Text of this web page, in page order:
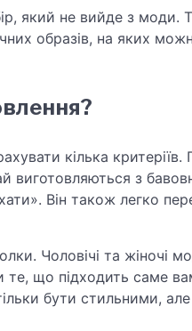
який не вийде з моди.
образів, на яких
кілька
виготовляються з
Він також легко
Чоловічі та жіночі
що підходить саме
бути стильними,